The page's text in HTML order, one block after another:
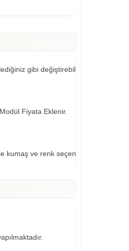
gibi değiştirebilirsiniz..
Fiyata Eklenir.
kumaş ve renk seçeneklerimiz